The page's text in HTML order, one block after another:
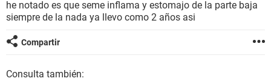
he notado es que seme inflama y estomajo de la parte baja
siempre de la nada ya llevo como 2 años asi
Compartir
Consulta también: